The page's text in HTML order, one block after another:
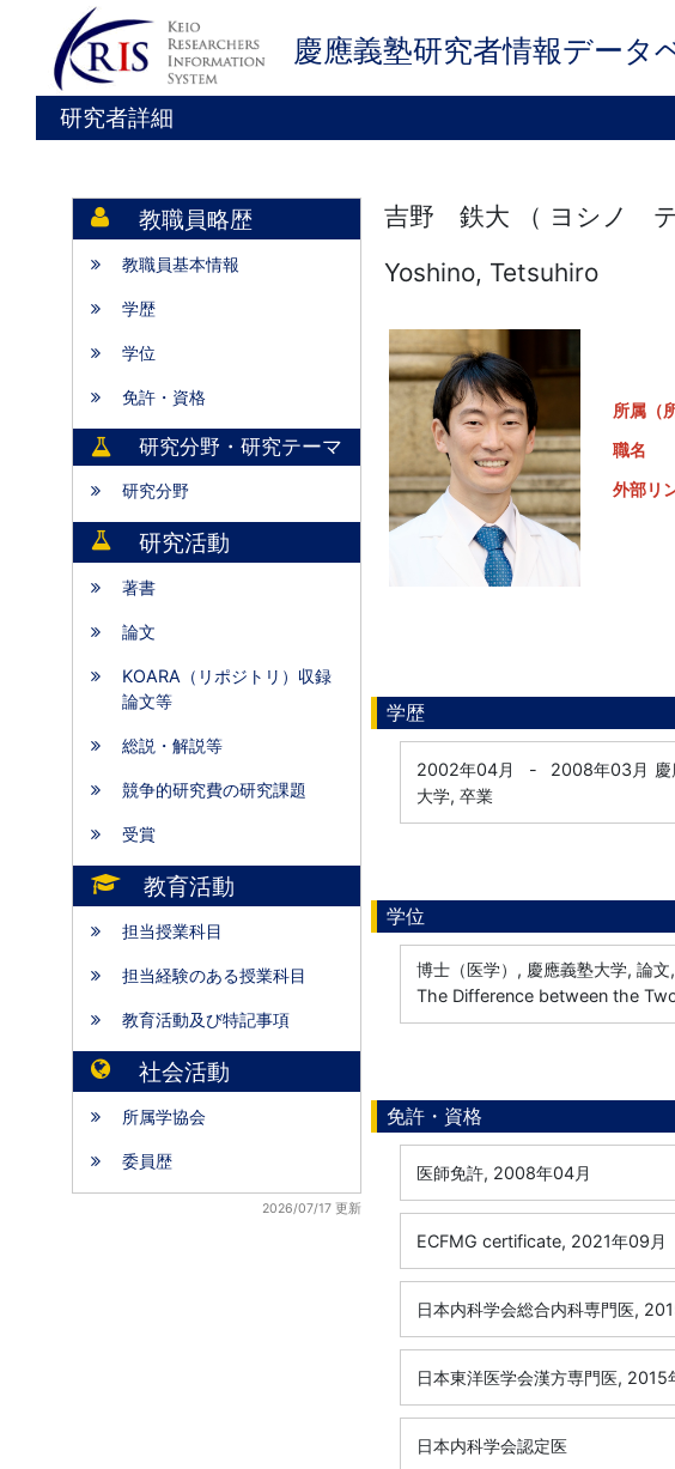
慶應義塾研究者情報データ
研究者詳細
教職員略歴
教職員基本情報
学歴
学位
免許・資格
研究分野・研究テーマ
研究分野
研究活動
著書
論文
KOARA（リポジトリ）収録
論文等
総説・解説等
競争的研究費の研究課題
受賞
教育活動
担当授業科目
担当経験のある授業科目
教育活動及び特記事項
社会活動
所属学協会
委員歴
2026/07/17 更新
吉野 鉄大 （ ヨシノ テ
Yoshino, Tetsuhiro
所属（
職名
外部リ
学歴
2002年04月 - 2008年03月
大学, 卒業
学位
博士（医学）, 慶應義塾大学, 論
The Difference between the
免許・資格
医師免許, 2008年04月
ECFMG certificate, 2021年09月
日本内科学会総合内科専門医,
日本東洋医学会漢方専門医, 2015
日本内科学会認定医